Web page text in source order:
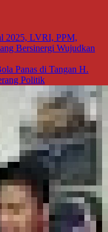
2025, LVRI, PPM,
Bersinergi Wujudkan
Panas di Tangan H.
Politik